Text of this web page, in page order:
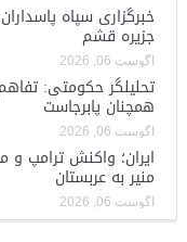
خبرگزاری سپاه
جزیره قشم
آگوست 06, 2026
تحلیلگر حکومتی:
همچنان پابرجاست
آگوست 06, 2026
ایران؛ واکنش ترامپ و
منیر به عربستان
آگوست 06, 2026